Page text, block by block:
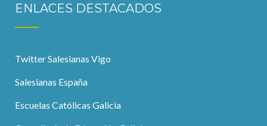
ENLACES DESTACADOS
Twitter Salesianas Vigo
Salesianas España
Escuelas Católicas Galicia